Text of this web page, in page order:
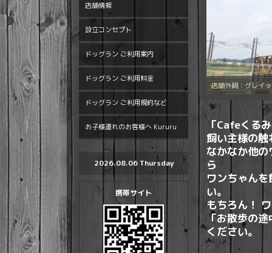
店舗外観：グレイ
「Cafeくる
飼い主様の触
なかなか他
ら
ワンちゃんを
い。
もちろん！
「お散歩の
ください。
店舗情報
設立コンセプト
ドッグラン ご利用案内
ドッグラン ご利用料金
ドッグラン ご利用規約など
お子様連れのお客様へ Kururu
2026.08.06 Thursday
携帯サイト